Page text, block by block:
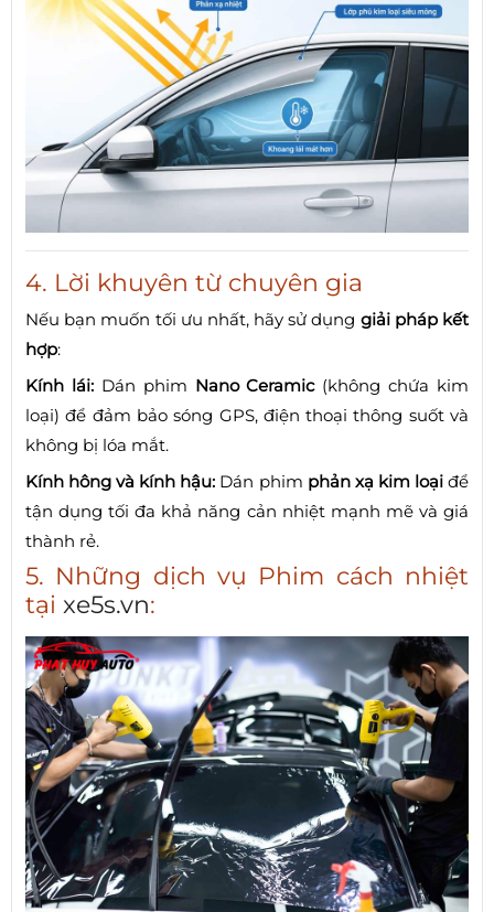
4. Lời khuyên từ chuyên gia
Nếu bạn muốn tối ưu nhất, hãy sử dụng giải pháp kết
hợp:
Kính lái:Dán phim Nano Ceramic(không chứa kim
loại) để đảm bảo sóng GPS, điện thoại thông suốt và
không bị lóa mắt.
Kính hông và kính hậu: Dán phim phản xạ kim loạiđể
tận dụng tối đa khả năng cản nhiệt mạnh mẽ và giá
thành rẻ.
5. Những dịch vụ Phim cách nhiệt
tại xe5s.vn: